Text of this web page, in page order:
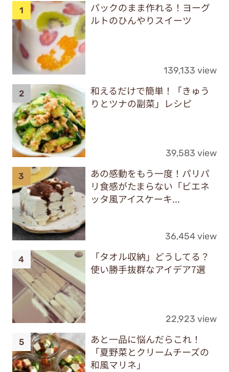
パックのまま作れる！ヨーグ
ルトのひんやりスイーツ
139,133 view
和えるだけで簡単！「きゅう
りとツナの副菜」レシピ
39,583 view
あの感動をもう一度！パリパ
リ食感がたまらない「ビエネ
ッタ風アイスケーキ...
36,454 view
「タオル収納」どうしてる？
使い勝手抜群なアイデア7選
22,923 view
あと一品に悩んだらこれ！
「夏野菜とクリームチーズの
和風マリネ」